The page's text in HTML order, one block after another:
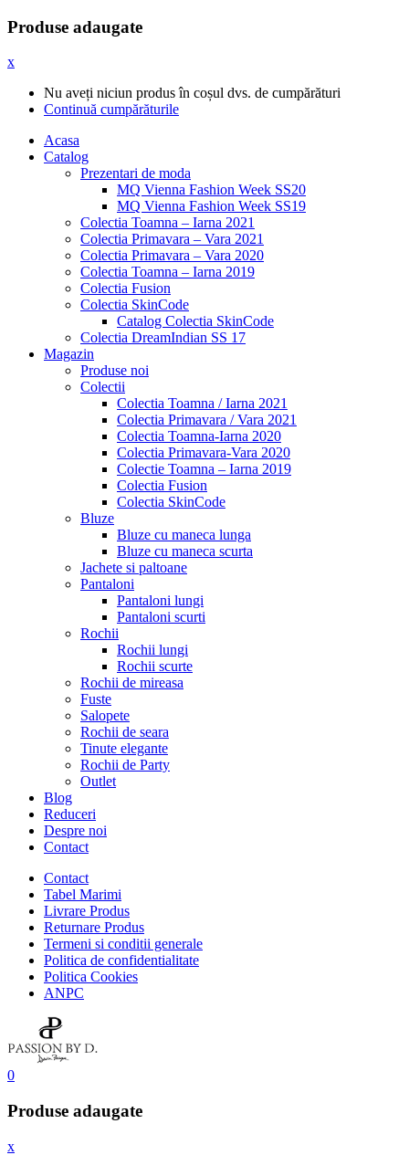
Produse adaugate
x
Nu aveți niciun produs în coșul dvs. de cumpărături
Continuă cumpărăturile
Acasa
Catalog
Prezentari de moda
MQ Vienna Fashion Week SS20
MQ Vienna Fashion Week SS19
Colectia Toamna – Iarna 2021
Colectia Primavara – Vara 2021
Colectia Primavara – Vara 2020
Colectia Toamna – Iarna 2019
Colectia Fusion
Colectia SkinCode
Catalog Colectia SkinCode
Colectia DreamIndian SS 17
Magazin
Produse noi
Colectii
Colectia Toamna / Iarna 2021
Colectia Primavara / Vara 2021
Colectia Toamna-Iarna 2020
Colectia Primavara-Vara 2020
Colectie Toamna – Iarna 2019
Colectia Fusion
Colectia SkinCode
Bluze
Bluze cu maneca lunga
Bluze cu maneca scurta
Jachete si paltoane
Pantaloni
Pantaloni lungi
Pantaloni scurti
Rochii
Rochii lungi
Rochii scurte
Rochii de mireasa
Fuste
Salopete
Rochii de seara
Tinute elegante
Rochii de Party
Outlet
Blog
Reduceri
Despre noi
Contact
Contact
Tabel Marimi
Livrare Produs
Returnare Produs
Termeni si conditii generale
Politica de confidentialitate
Politica Cookies
ANPC
0
Produse adaugate
x